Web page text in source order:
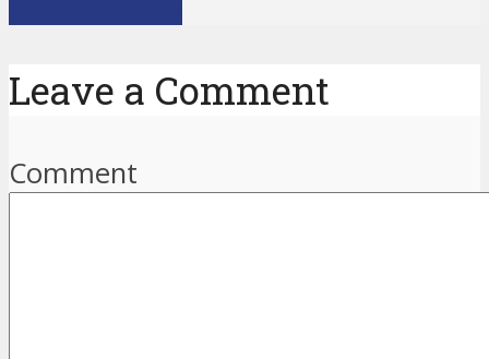
Leave a Comment
Comment